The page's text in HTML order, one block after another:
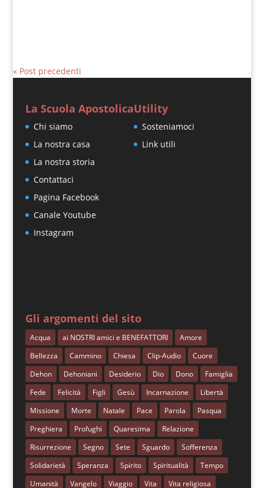
« Post precedenti
La Scuola Apostolica
Chi siamo
La nostra casa
La nostra storia
Contattaci
Pagina Facebook
Canale Youtube
Instagram
Utility
Sosteniamoci
Link utili
Gli argomenti del sito
Acqua ai NOSTRI amici e BENEFATTORI
Amore
Bellezza
Cammino Chiesa Clip-Audio
Cuore
Dehon
Dehoniani Desiderio Dio Dono
Famiglia
Fede
Felicità Figli Gesù Incarnazione
Libertà
Missione
Morte Natale Pace Parola
Pasqua
Preghiera
Profughi Quaresima
Relazione
Risurrezione
Segno Sete Sguardo
Sofferenza
Solidarietà
Speranza Spirito Spiritualità
Tempo
Umanità
Vangelo Viaggio Vita Vita religiosa